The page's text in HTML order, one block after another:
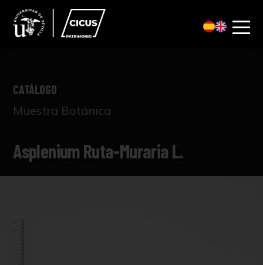
CATÁLOGO
Muestra Botánica
Asplenium Ruta-Muraria L.